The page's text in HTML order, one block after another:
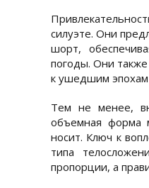
силуэте. Они
шорт,
погоды. Они
к ушедшим
Тем не менее,
объемная форма
носит. Ключ к
типа
пропорции, а